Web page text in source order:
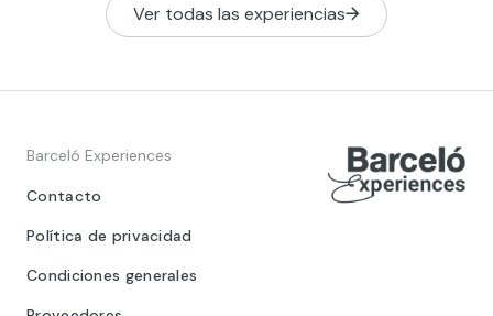
Ver todas las experiencias
Barceló Experiences
Contacto
Política de privacidad
Condiciones generales